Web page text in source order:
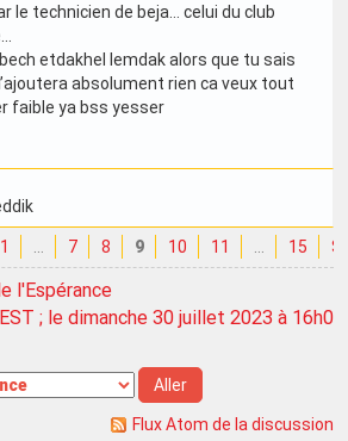
le technicien de beja… celui du club
etdakhel lemdak alors que tu sais
absolument rien ca veux tout
faible ya bss yesser
1 … 7 8 9 10 11 … 15
l'Espérance
; le dimanche 30 juillet 2023 à 16h00
Flux Atom de la discussion